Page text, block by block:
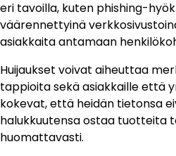
eri tavoilla, kuten phishing-
väärennettyinä
asiakkaita antamaan
Huijaukset voivat aiheuttaa
tappioita sekä asiakkaille että
kokevat, että heidän tietonsa
halukkuutensa ostaa tuotteita
huomattavasti.